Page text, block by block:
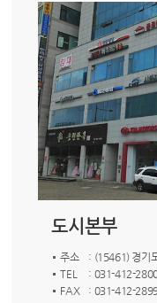
도시본부
주소
: (15461) 경기
TEL
: 031-412-
FAX
: 031-412-